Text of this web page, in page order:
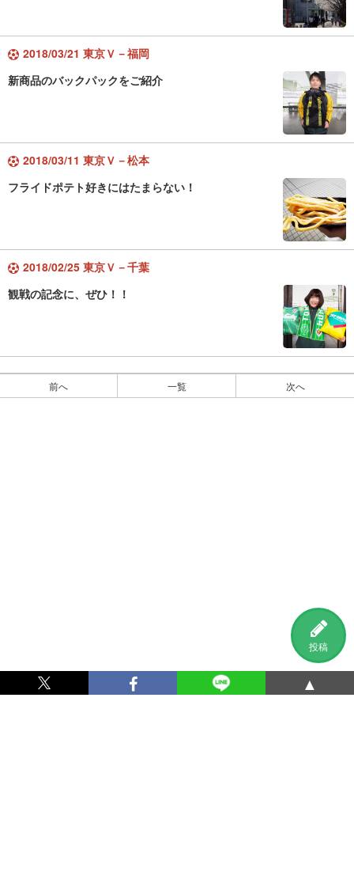
投稿
2018/03/21 東京Ｖ－福岡
新商品のバックパックをご紹介
2018/03/11 東京Ｖ－松本
フライドポテト好きにはたまらない！
2018/02/25 東京Ｖ－千葉
観戦の記念に、ぜひ！！
前へ 一覧 次へ
▲